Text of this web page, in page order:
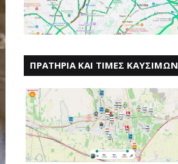
ΠΡΑΤΗΡΙΑ ΚΑΙ ΤΙΜΕΣ ΚΑΥΣΙΜΩΝ